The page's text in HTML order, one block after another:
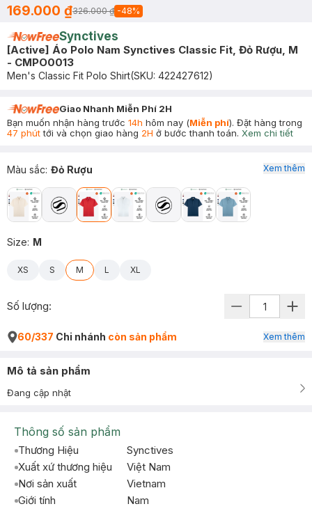
169.000 ₫326.000 ₫ -48%
Synctives
[Active] Áo Polo Nam Synctives Classic Fit, Đỏ Rượu, M
- CMPO0013
Men's Classic Fit Polo Shirt(SKU: 422427612)
Giao Nhanh Miễn Phí 2H
Bạn muốn nhận hàng trước 14h hôm nay (Miễn phí). Đặt hàng trong
47 phúttới và chọn giao hàng 2H ở bước thanh toán. Xem chi tiết
Màu sắc: Đỏ Rượu
Size: M
XS S M L XL
Xem thêm
Số lượng:
60/337 Chi nhánh còn sản phẩm Xem thêm
Mô tả sản phẩm
Đang cập nhật
Thông số sản phẩm
Thương Hiệu
Synctives
Xuất xứ thương hiệu
Việt Nam
Nơi sản xuất
Vietnam
Giới tính
Nam